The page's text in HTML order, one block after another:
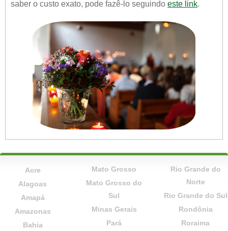
saber o custo exato, pode fazê-lo seguindo este link.
Acre
Alagoas
Amapá
Amazonas
Bahia
Mato Grosso
Mato Grosso do
Sul
Minas Gerais
Pará
Rio Grande do
Norte
Rio Grande do Sul
Rondônia
Roraima